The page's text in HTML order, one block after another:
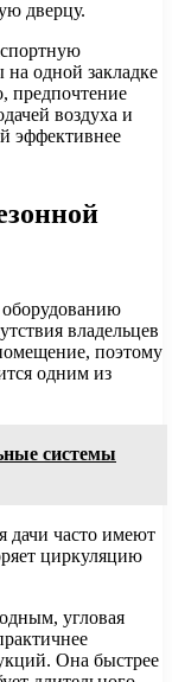
дверцу.
одной закладке
предпочтение
воздуха и
эффективнее
владельцев
поэтому
одним из
системы
дачи часто имеют
циркуляцию
угловая
Она быстрее